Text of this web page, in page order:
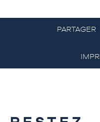
PARTAGER